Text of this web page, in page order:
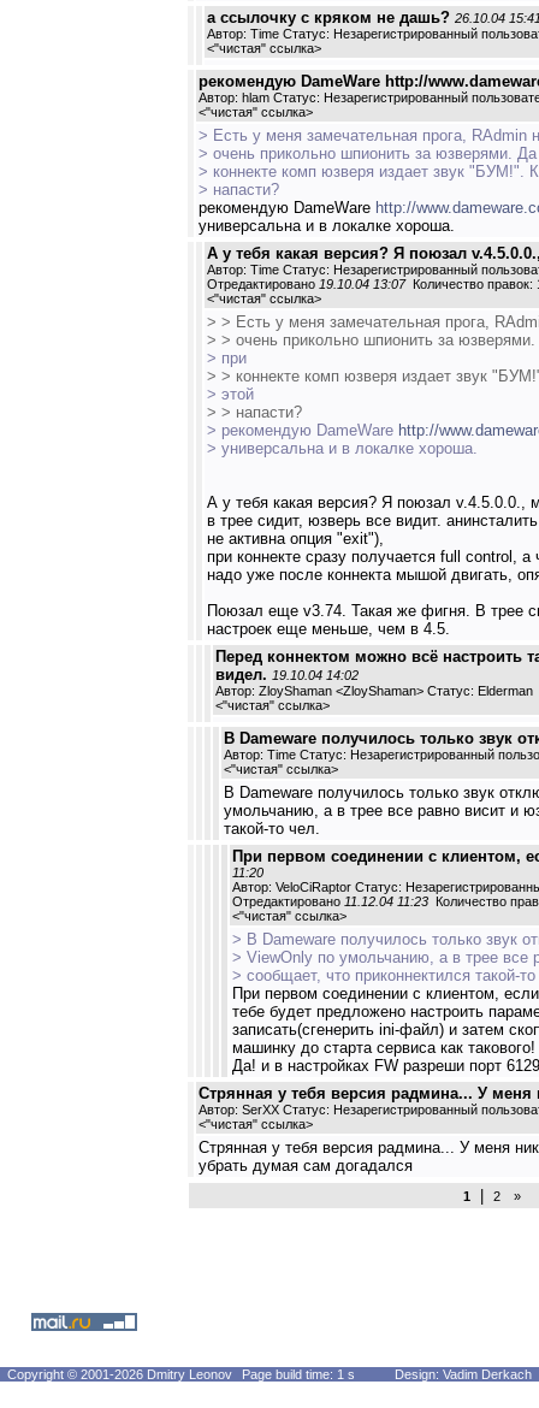
а ссылочку с кряком не дашь? 26.10.04
Автор: Time Статус: Незарегистрированный
<"чистая" ссылка>
рекомендую DameWare http://
Автор: hlam Статус: Незарегистрированный
<"чистая" ссылка>
> Есть у меня замечательная прога, RAdmin
> очень прикольно шпионить за юзверями.
> коннекте комп юзверя издает звук "БУМ!".
> напасти?
рекомендую DameWare http://
универсальна и в локалке хороша.
А у тебя какая версия? Я поюзал
Автор: Time Статус: Незарегистрированный
Отредактировано 19.10.04 13:07Количество правок:
<"чистая" ссылка>
> > Есть у меня замечательная прога,
> > очень прикольно шпионить за
> при
> > коннекте комп юзверя издает звук
> этой
> > напасти?
> рекомендую DameWare http://
> универсальна и в локалке хороша.
А у тебя какая версия? Я поюзал v.4.5.0.0.,
в трее сидит, юзверь все видит.
не активна опция "exit"),
при коннекте сразу получается full control,
надо уже после коннекта мышой двигать,
Поюзал еще v3.74. Такая же фигня. В трее
настроек еще меньше, чем в 4.5.
Перед коннектом можно всё настроить
видел. 19.10.04 14:02
Автор: ZloyShaman <ZloyShaman> Статус: Elderman
<"чистая" ссылка>
В Dameware получилось только звук
Автор: Time Статус: Незарегистрированный
<"чистая" ссылка>
В Dameware получилось только звук
умольчанию, а в трее все равно висит и
такой-то чел.
При первом соединении с клиентом,
11:20
Автор: VeloCiRaptor Статус:
Отредактировано 11.12.04 11:23 Количество
<"чистая" ссылка>
> В Dameware получилось только звук
> ViewOnly по умольчанию, а в трее все
> сообщает, что приконнектился такой-
При первом соединении с клиентом,
тебе будет предложено настроить
записать(сгенерить ini-файл) и затем
машинку до старта сервиса как
Да! и в настройках FW разреши порт
Стрянная у тебя версия радмина... У меня
Автор: SerXX Статус: Незарегистрированный
<"чистая" ссылка>
Стрянная у тебя версия радмина... У меня
убрать думая сам догадался
1 2 »
Copyright © 2001-2026 Dmitry Leonov Page build time: 1 s Design: Vadim Derkach